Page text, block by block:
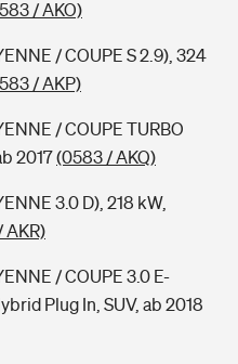
/ AKO)
/ COUPE S 2.9), 324
/ AKP)
/ COUPE TURBO
2017(0583 / AKQ)
3.0 D), 218 kW,
AKR)
/ COUPE 3.0 E-
Plug In, SUV, ab 2018